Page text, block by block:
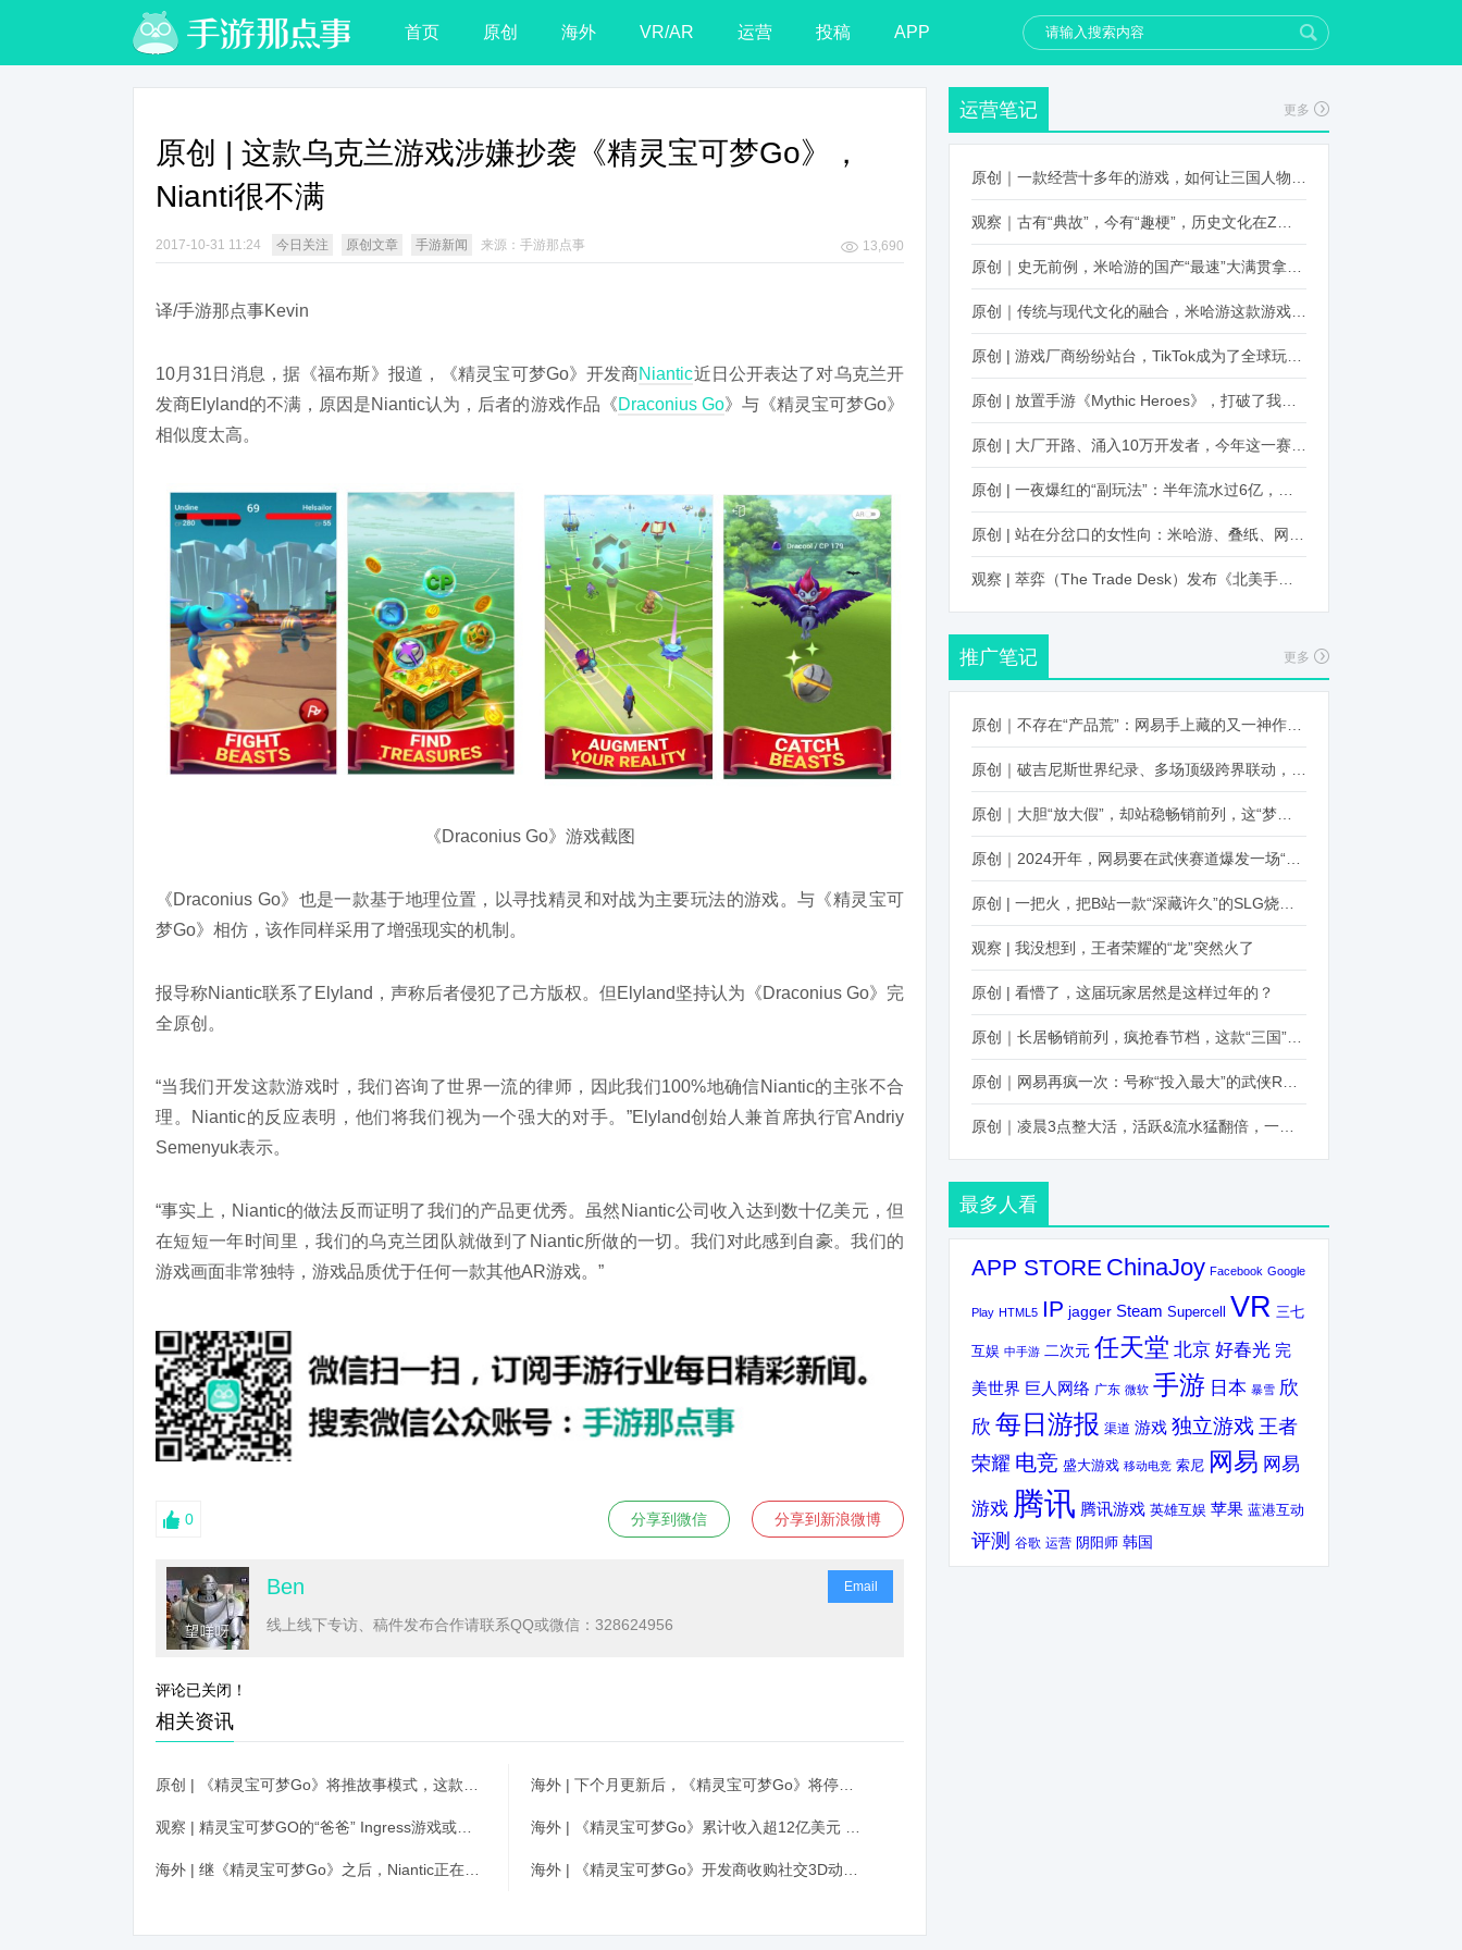
首页 原创 海外 VR/AR 运营 投稿 APP
原创 | 这款乌克兰游戏涉嫌抄袭《精灵宝可梦Go》，
Nianti很不满
2017-10-31 11:24 今日关注 原创文章 手游新闻 来源：手游那点事 13,690
译/手游那点事Kevin
10月31日消息，据《福布斯》报道，《精灵宝可梦Go》开发商Niantic近日公开表达了对乌克兰开
发商Elyland的不满，原因是Niantic认为，后者的游戏作品《Draconius Go》与《精灵宝可梦Go》
相似度太高。
《Draconius Go》游戏截图
《Draconius Go》也是一款基于地理位置，以寻找精灵和对战为主要玩法的游戏。与《精灵宝可
梦Go》相仿，该作同样采用了增强现实的机制。
报导称Niantic联系了Elyland，声称后者侵犯了己方版权。但Elyland坚持认为《Draconius Go》完
全原创。
“当我们开发这款游戏时，我们咨询了世界一流的律师，因此我们100%地确信Niantic的主张不合
理。Niantic的反应表明，他们将我们视为一个强大的对手。”Elyland创始人兼首席执行官Andriy
Semenyuk表示。
“事实上，Niantic的做法反而证明了我们的产品更优秀。虽然Niantic公司收入达到数十亿美元，但
在短短一年时间里，我们的乌克兰团队就做到了Niantic所做的一切。我们对此感到自豪。我们的
游戏画面非常独特，游戏品质优于任何一款其他AR游戏。”
0 分享到新浪微博
分享到微信
Ben
线上线下专访、稿件发布合作请联系QQ或微信：328624956
Email
评论已关闭！
相关资讯
运营笔记 更多
推广笔记 更多
观察 | 我没想到，王者荣耀的“龙”突然火了
原创 | 看懵了，这届玩家居然是这样过年的？
最多人看
APP STORE ChinaJoy Facebook Google
Play HTML5 IP jagger Steam Supercell VR 三七
互娱 中手游 二次元 任天堂 北京 好春光 完
美世界 巨人网络 广东 微软 手游 日本 暴雪 欣
欣 每日游报 渠道 游戏 独立游戏 王者
荣耀 电竞 盛大游戏 移动电竞 索尼 网易 网易
游戏 腾讯 腾讯游戏 英雄互娱 苹果 蓝港互动
评测 谷歌 运营 阴阳师 韩国